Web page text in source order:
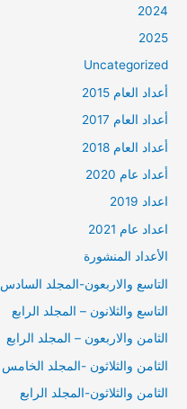
2024
2025
Uncategorized
أعداد العام 2015
أعداد العام 2017
أعداد العام 2018
أعداد عام 2020
اعداد 2019
اعداد عام 2021
الأعداد المنشورة
التاسع والاربعون-المجلد السادس
التاسع والثلانون – المجلد الرابع
الثامن والاربعون – المجلد الرابع
الثامن والثلاثون -المجلد الخامس
الثامن والثلاثون-المجلد الرابع